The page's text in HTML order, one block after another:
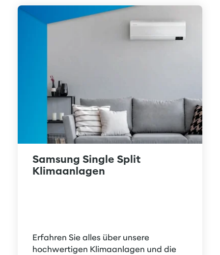
Samsung Single Split
Klimaanlagen
Erfahren Sie alles über unsere
hochwertigen Klimaanlagen und die